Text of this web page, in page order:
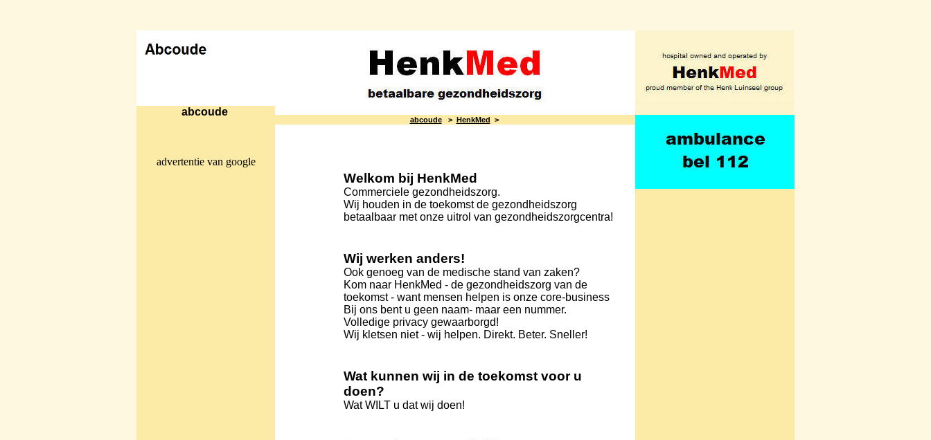
abcoude
advertentie van google
abcoude > HenkMed >
Welkom bij HenkMed
Commerciele gezondheidszorg.
Wij houden in de toekomst de gezondheidszorg
betaalbaar met onze uitrol van gezondheidszorgcentra!
Wij werken anders!
Ook genoeg van de medische stand van zaken?
Kom naar HenkMed - de gezondheidszorg van de
toekomst - want mensen helpen is onze core-business
Bij ons bent u geen naam- maar een nummer.
Volledige privacy gewaarborgd!
Wij kletsen niet - wij helpen. Direkt. Beter. Sneller!
Wat kunnen wij in de toekomst voor u
doen?
Wat WILT u dat wij doen!